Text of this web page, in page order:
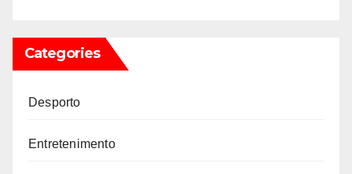
Categories
Desporto
Entretenimento